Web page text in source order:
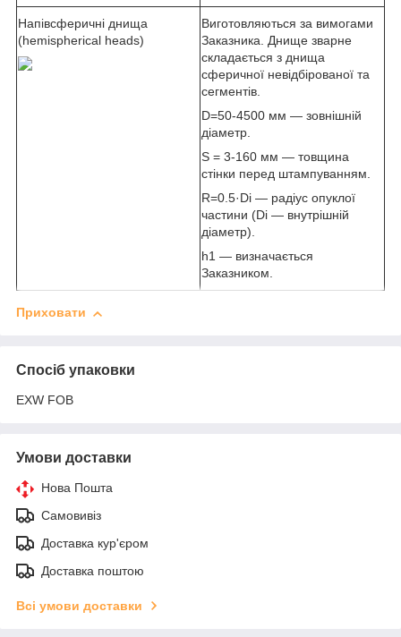
Напівсферичні днища
(hemispherical heads)
Виготовляються за вимогами
Заказника. Днище зварне
складається з днища
сферичної невідбірованої та
сегментів.
D=50-4500 мм — зовнішній
діаметр.
S = 3-160 мм — товщина
стінки перед штампуванням.
R=0.5·Di — радіус опуклої
частини (Di — внутрішній
діаметр).
h1 — визначається
Заказником.
Приховати
Спосіб упаковки
EXW FOB
Умови доставки
Нова Пошта
Самовивіз
Доставка кур'єром
Доставка поштою
Всі умови доставки